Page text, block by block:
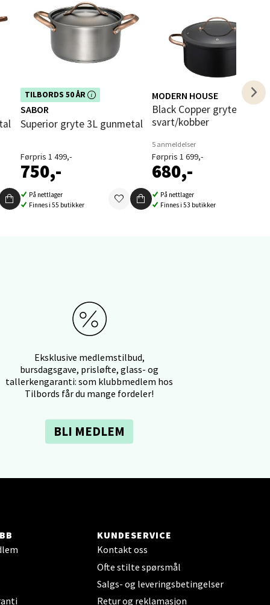
TILBORDS 50 ÅR
Dette produktet er inkludert i vår
kampanje. Benytt deg av rabatten i
dag!
SABOR
Superior gryte 3L gunmetal
Førpris 1 499,-
750,-
På nettlager
Finnes i 55 butikker
MODERN HOUSE
Black Copper gryte 6L
svart/kobber
5 anmeldelser
Førpris 1 699,-
680,-
På nettlager
Finnes i 53 butikker
Eksklusive medlemstilbud,
bursdagsgave, prisløfte, glass- og
tallerkengaranti: som klubbmedlem hos
Tilbords får du mange fordeler!
BLI MEDLEM
KUNDESERVICE
Kontakt oss
Ofte stilte spørsmål
Salgs- og leveringsbetingelser
Retur og reklamasjon